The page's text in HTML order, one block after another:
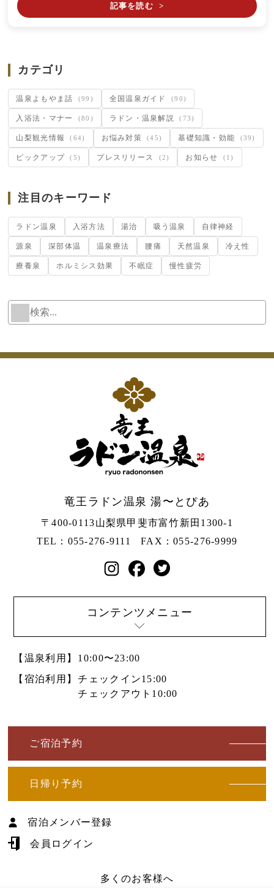
記事を読む >
カテゴリ
温泉よもやま話 (99) 全国温泉ガイド (90)
入浴法・マナー (80) ラドン・温泉解説 (73)
山梨観光情報 (64) お悩み対策 (45) 基礎知識・効能 (39)
ピックアップ (5) プレスリリース (2) お知らせ (1)
注目のキーワード
ラドン温泉 入浴方法 湯治 吸う温泉 自律神経
源泉 深部体温 温泉療法 腰痛 天然温泉 冷え性
療養泉 ホルミシス効果 不眠症 慢性疲労
竜王ラドン温泉 湯〜とぴあ
〒400-0113山梨県甲斐市富竹新田1300-1
TEL：055-276-9111
FAX：055-276-9999
コンテンツメニュー
【温泉利用】
10:00〜23:00
【宿泊利用】 チェックイン15:00
チェックアウト10:00
ご宿泊予約
日帰り予約
宿泊メンバー登録
会員ログイン
多くのお客様へ